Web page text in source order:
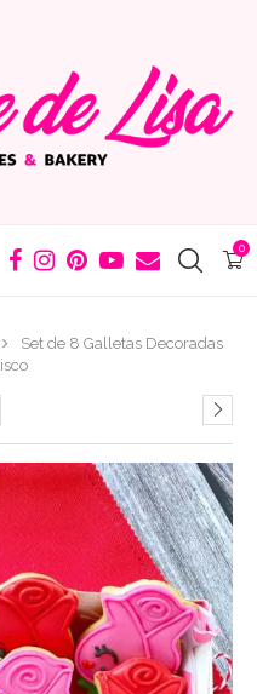
0
Set de 8 Galletas Decoradas